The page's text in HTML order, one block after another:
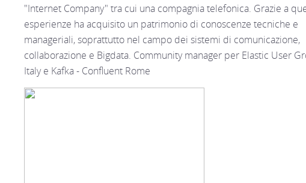
"Internet Company" tra cui una compagnia telefonica. Grazie a
esperienze ha acquisito un patrimonio di conoscenze tecniche e
manageriali, soprattutto nel campo dei sistemi di comunicazione,
collaborazione e Bigdata. Community manager per Elastic User
Italy e Kafka - Confluent Rome